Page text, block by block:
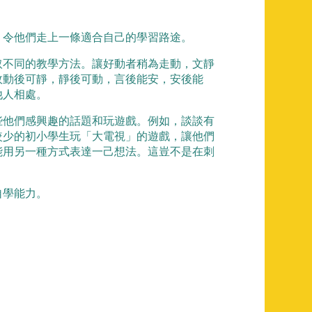
們走上一條適合自己的學習路途。
的教學方法。讓好動者稍為走動，文靜
後可靜，靜後可動，言後能安，安後能
相處。
感興趣的話題和玩遊戲。例如，談談有
的初小學生玩「大電視」的遊戲，讓他們
另一種方式表達一己想法。這豈不是在刺
能力。